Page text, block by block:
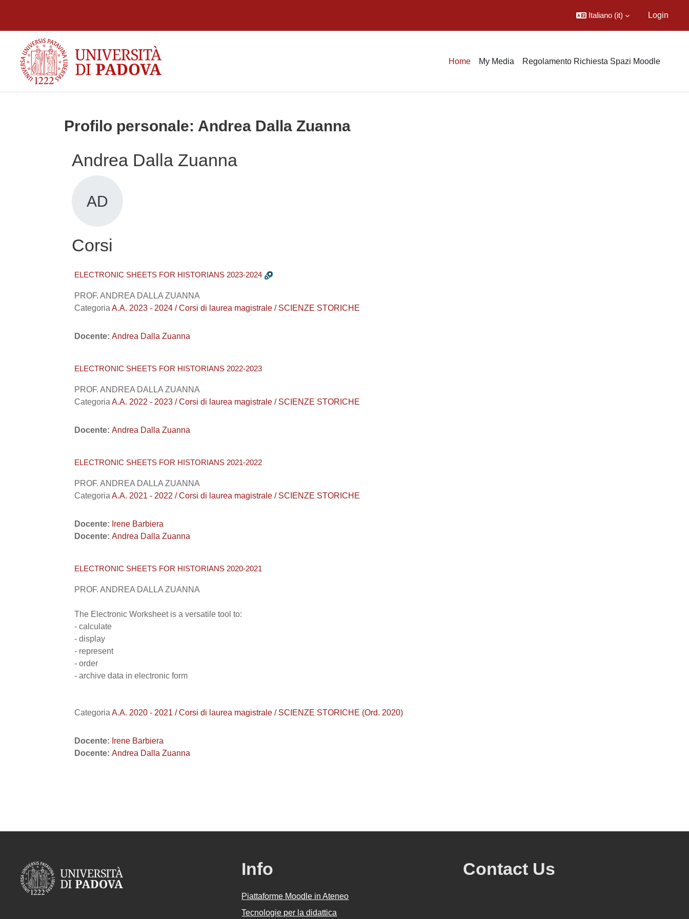
Italiano ‎(it)‎ Login
Home My Media Regolamento Richiesta Spazi Moodle
Profilo personale: Andrea Dalla Zuanna
Andrea Dalla Zuanna
AD
Corsi
ELECTRONIC SHEETS FOR HISTORIANS 2023-2024
PROF. ANDREA DALLA ZUANNA
Categoria A.A. 2023 - 2024 / Corsi di laurea magistrale / SCIENZE STORICHE
Docente: Andrea Dalla Zuanna
ELECTRONIC SHEETS FOR HISTORIANS 2022-2023
PROF. ANDREA DALLA ZUANNA
Categoria A.A. 2022 - 2023 / Corsi di laurea magistrale / SCIENZE STORICHE
Docente: Andrea Dalla Zuanna
ELECTRONIC SHEETS FOR HISTORIANS 2021-2022
PROF. ANDREA DALLA ZUANNA
Categoria A.A. 2021 - 2022 / Corsi di laurea magistrale / SCIENZE STORICHE
Docente: Irene Barbiera
Docente: Andrea Dalla Zuanna
ELECTRONIC SHEETS FOR HISTORIANS 2020-2021
PROF. ANDREA DALLA ZUANNA
The Electronic Worksheet is a versatile tool to:
- calculate
- display
- represent
- order
- archive data in electronic form
Categoria A.A. 2020 - 2021 / Corsi di laurea magistrale / SCIENZE STORICHE (Ord. 2020)
Docente: Irene Barbiera
Docente: Andrea Dalla Zuanna
Info
Piattaforme Moodle in Ateneo
Tecnologie per la didattica
Contact Us